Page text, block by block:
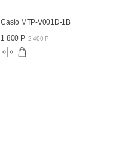
Casio MTP-V001D-1B
1 800 Р 2 400 Р